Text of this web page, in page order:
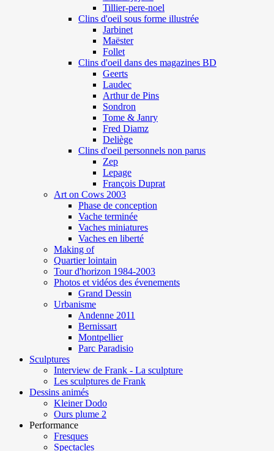
Tillier-pere-noel
Clins d'oeil sous forme illustrée
Jarbinet
Maëster
Follet
Clins d'oeil dans des magazines BD
Geerts
Laudec
Arthur de Pins
Sondron
Tome & Janry
Fred Diamz
Deliège
Clins d'oeil personnels non parus
Zep
Lepage
François Duprat
Art on Cows 2003
Phase de conception
Vache terminée
Vaches miniatures
Vaches en liberté
Making of
Quartier lointain
Tour d'horizon 1984-2003
Photos et vidéos des évenements
Grand Dessin
Urbanisme
Andenne 2011
Bernissart
Montpellier
Parc Paradisio
Sculptures
Interview de Frank - La sculpture
Les sculptures de Frank
Dessins animés
Kleiner Dodo
Ours plume 2
Performance
Fresques
Spectacles